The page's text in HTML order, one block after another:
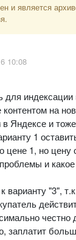
и является
10:08
для индексации
на
Яндексе и
1
цене 1, но
и
варианту "3",
честно
заплатит